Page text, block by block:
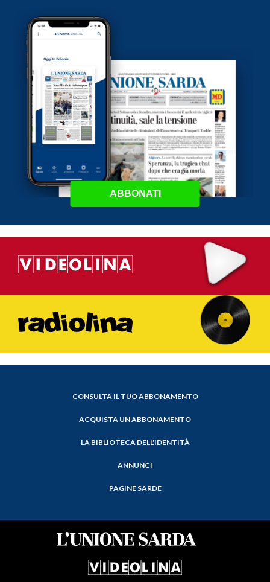
ABBONATI
CONSULTA IL TUO ABBONAMENTO
ACQUISTA UN ABBONAMENTO
LA BIBLIOTECA DELL'IDENTITÀ
ANNUNCI
PAGINE SARDE